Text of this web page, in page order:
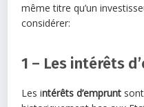
même titre qu’un
considérer:
1 – Les intérêts
Les intérêts d’emprunt